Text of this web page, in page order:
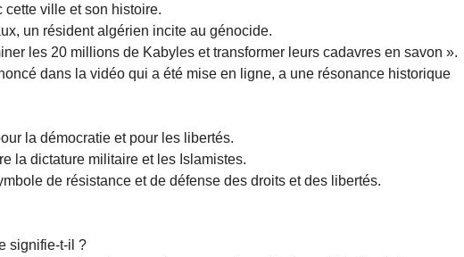
cette ville et son histoire.
un résident algérien incite au génocide.
les 20 millions de Kabyles et transformer leurs cadavres en savon ».
dans la vidéo qui a été mise en ligne, a une résonance historique
la démocratie et pour les libertés.
la dictature militaire et les Islamistes.
de résistance et de défense des droits et des libertés.
signifie-t-il ?